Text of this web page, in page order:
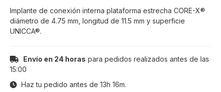
Implante de conexión interna plataforma estrecha CORE-X®
diámetro de 4.75 mm, longitud de 11.5 mm y superficie
UNICCA®.
Envío en 24 horas para pedidos realizados antes de las
15:00
Haz tu pedido antes de 13h 16m.